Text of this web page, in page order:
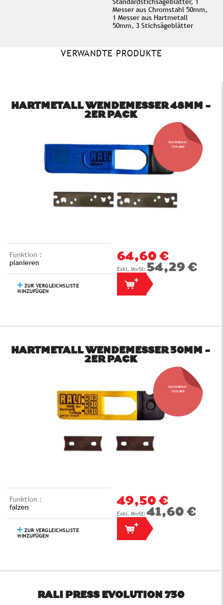
Standardstichsägeblätter, 1
Messer aus Chromstahl 50mm,
1 Messer aus Hartmetall
50mm, 3 Stichsägeblätter
VERWANDTE PRODUKTE
HARTMETALL WENDEMESSER 48MM -
2ER PACK
kostenloser
Versand
Funktion :
planieren
ZUR VERGLEICHSLISTE
HINZUFÜGEN
64,60 €
54,29 €
HARTMETALL WENDEMESSER 30MM -
2ER PACK
kostenloser
Versand
Funktion :
falzen
ZUR VERGLEICHSLISTE
HINZUFÜGEN
49,50 €
41,60 €
RALI PRESS EVOLUTION 730